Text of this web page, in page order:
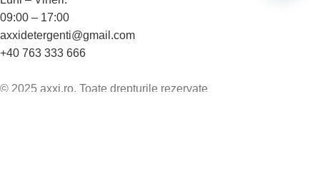
09:00 – 17:00
axxidetergenti@gmail.com
+40 763 333 666
© 2025 axxi.ro. Toate drepturile rezervate